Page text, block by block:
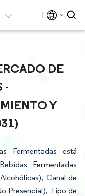
DE
-
Y
Fermentadas está
Fermentadas
Canal de
Presencial), Tipo de